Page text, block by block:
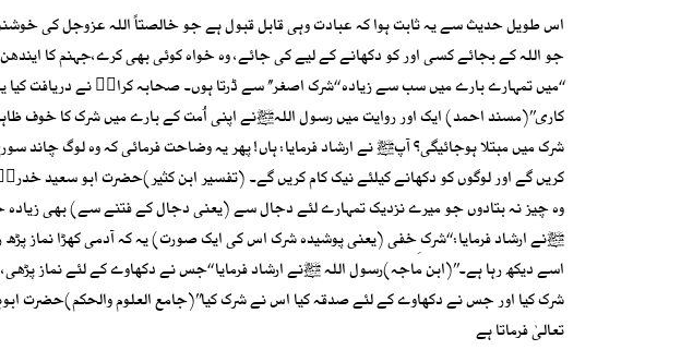
اس طویل حدیث سے یہ ثابت ہوا کہ عبادت وہی قابل قبول ہے جو خالصتاً اللہ عزوجل کی
جو اللہ کے بجائے کسی اور کو دکھانے کے لیے کی جائے، وہ خواہ کوئی بھی کرے،جہنم کا
‘‘میں تمہارے بارے میں سب سے زیادہ ‘‘شرک اصغر’’ سے ڈرتا ہوں۔ صحابہ کرامؓ نے دریافت
کاری’’(مسند احمد) ایک اور روایت میں رسول اللہﷺنے اپنی اُمت کے بارے میں شرک کا خوف
شرک میں مبتلا ہوجائیگی؟ آپﷺ نے ارشاد فرمایا: ہاں! پھر یہ وضاحت فرمائی کہ وہ لوگ چاند
کریں گے اور لوگوں کو دکھانے کیلئے نیک کام کریں گے۔ (تفسیر ابن کثیر)حضرت ابو سعید
وہ چیز نہ بتادوں جو میرے نزدیک تمہارے لئے دجال سے (یعنی دجال کے فتنے سے) بھی زیادہ
ﷺنے ارشاد فرمایا: ‘‘شرک ِخفی (یعنی پوشیدہ شرک اس کی ایک صورت) یہ کہ آدمی کھڑا نماز پڑھ
اسے دیکھ رہا ہے۔’’(ابن ماجہ)رسول اللہ ﷺنے ارشاد فرمایا ‘‘جس نے دکھاوے کے لئے نماز
شرک کیا اور جس نے دکھاوے کے لئے صدقہ کیا اس نے شرک کیا’’(جامع العلوم والحکم)حضرت
تعالیٰ فرماتا ہے